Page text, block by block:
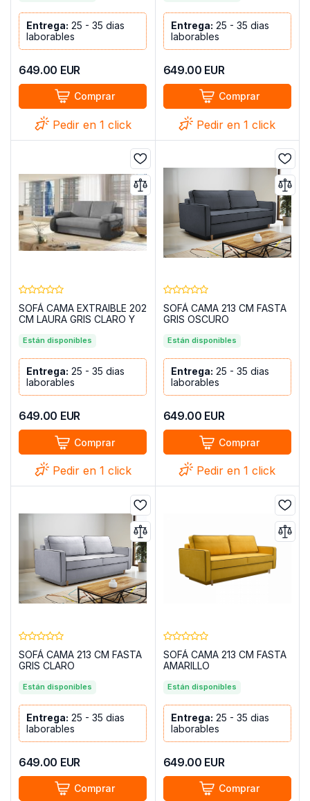
Entrega: 25 - 35 dias
laborables
649.00 EUR
Comprar
Pedir en 1 click
Entrega: 25 - 35 dias
laborables
649.00 EUR
Comprar
Pedir en 1 click
SOFÁ CAMA EXTRAIBLE 202
CM LAURA GRIS CLARO Y
Están disponibles
Entrega: 25 - 35 dias
laborables
649.00 EUR
Comprar
Pedir en 1 click
SOFÁ CAMA 213 CM FASTA
GRIS OSCURO
Están disponibles
Entrega: 25 - 35 dias
laborables
649.00 EUR
Comprar
Pedir en 1 click
SOFÁ CAMA 213 CM FASTA
GRIS CLARO
Están disponibles
Entrega: 25 - 35 dias
laborables
649.00 EUR
Comprar
SOFÁ CAMA 213 CM FASTA
AMARILLO
Están disponibles
Entrega: 25 - 35 dias
laborables
649.00 EUR
Comprar